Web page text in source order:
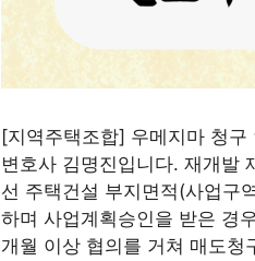
[지역주택조합] 우메지마 청
변호사 김명진입니다. 재개발
선 주택건설 부지면적(사업구
하며 사업계획승인을 받은 경
개월 이상 협의를 거쳐 매도